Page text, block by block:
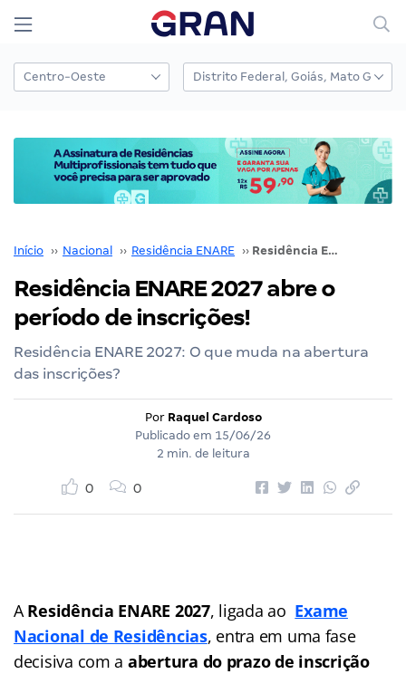
Início ›› Nacional ›› Residência ENARE ›› Residência ENARE 2027 abre o período de inscrições!
Residência ENARE 2027 abre o
período de inscrições!
Residência ENARE 2027: O que muda na abertura
das inscrições?
Por Raquel Cardoso
Publicado em 15/06/26
2 min. de leitura
0 0
AResidência ENARE 2027, ligada ao Exame
Nacional de Residências, entra em uma fase
decisiva com a abertura do prazo de inscrição